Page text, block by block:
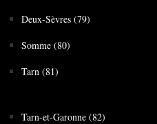
Deux-Sèvres (79)
Somme (80)
Tarn (81)
Tarn-et-Garonne (82)